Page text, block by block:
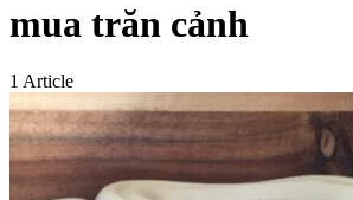
mua trăn cảnh
1 Article